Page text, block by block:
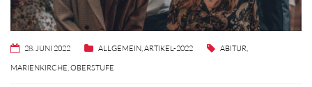
28. JUNI 2022 ALLGEMEIN,ARTIKEL-2022 ABITUR,
MARIENKIRCHE,OBERSTUFE